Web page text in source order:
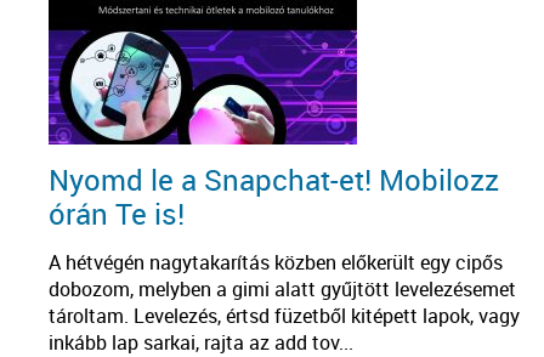
Nyomd le a Snapchat-et! Mobilozz
órán Te is!
A hétvégén nagytakarítás közben előkerült egy cipős
dobozom, melyben a gimi alatt gyűjtött levelezésemet
tároltam. Levelezés, értsd füzetből kitépett lapok, vagy
inkább lap sarkai, rajta az add tov...